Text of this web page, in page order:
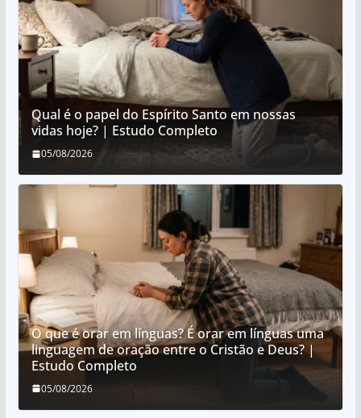
Qual é o papel do Espírito Santo em nossas
vidas hoje? | Estudo Completo
05/08/2026
O que é orar em línguas? É orar em línguas uma
linguagem de oração entre o Cristão e Deus? |
Estudo Completo
05/08/2026